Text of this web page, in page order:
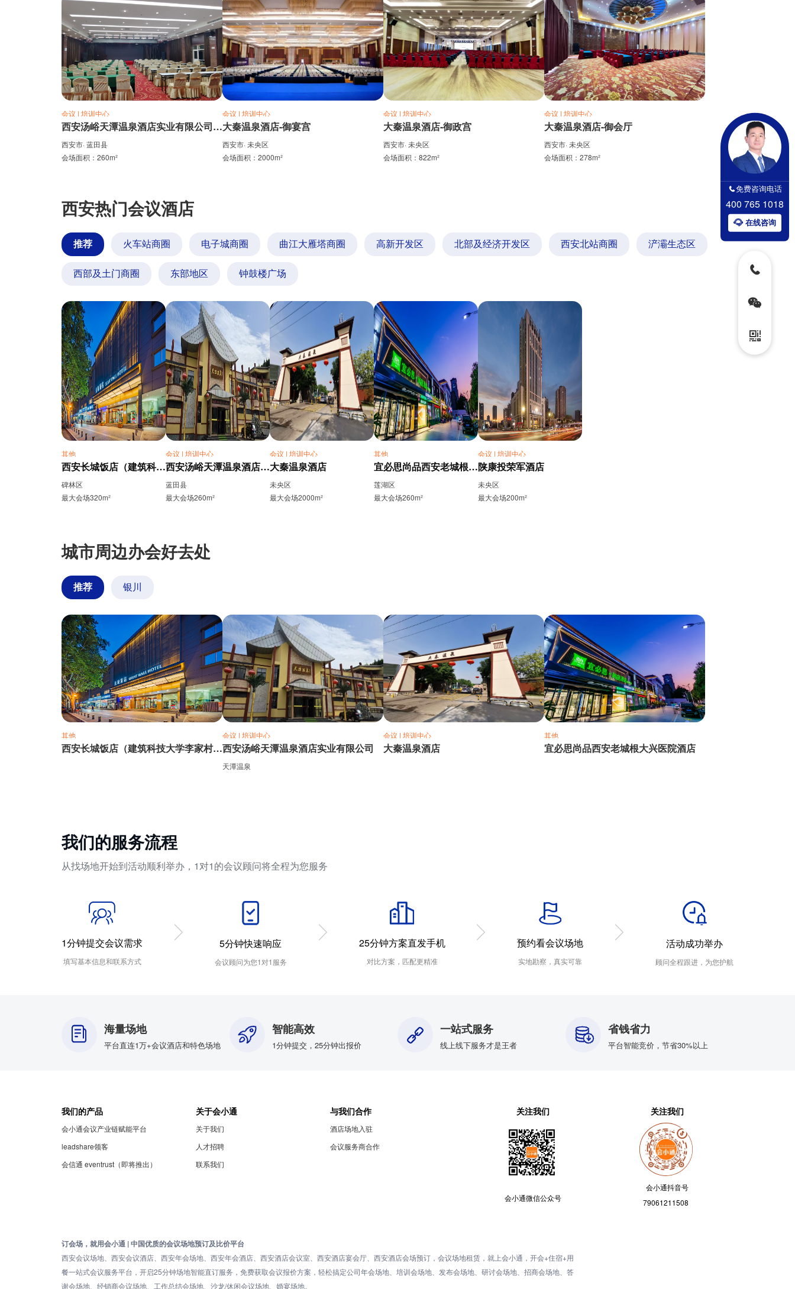
会议 | 培训中心
西安汤峪天潭温泉酒店实业有限公司-多功能厅
西安市· 蓝田县
会场面积：260m²
会议 | 培训中心
大秦温泉酒店-御宴宫
西安市· 未央区
会场面积：2000m²
会议 | 培训中心
大秦温泉酒店-御政宫
西安市· 未央区
会场面积：822m²
会议 | 培训中心
大秦温泉酒店-御会厅
西安市· 未央区
会场面积：278m²
西安热门会议酒店
推荐 火车站商圈 电子城商圈 曲江大雁塔商圈 高新开发区 北部及经济开发区 西安北站商圈 浐灞生态区
西部及土门商圈 东部地区 钟鼓楼广场
其他
西安长城饭店（建筑科技大学李家村地铁站店）
碑林区
最大会场320m²
会议 | 培训中心
西安汤峪天潭温泉酒店实业有限公司
蓝田县
最大会场260m²
会议 | 培训中心
大秦温泉酒店
未央区
最大会场2000m²
其他
宜必思尚品西安老城根大兴医院酒店
莲湖区
最大会场260m²
会议 | 培训中心
陕康投荣军酒店
未央区
最大会场200m²
城市周边办会好去处
推荐 银川
其他
西安长城饭店（建筑科技大学李家村地铁站店）
会议 | 培训中心
西安汤峪天潭温泉酒店实业有限公司
天潭温泉
会议 | 培训中心
大秦温泉酒店
其他
宜必思尚品西安老城根大兴医院酒店
我们的服务流程
从找场地开始到活动顺利举办，1对1的会议顾问将全程为您服务
1分钟提交会议需求
填写基本信息和联系方式
5分钟快速响应
会议顾问为您1对1服务
25分钟方案直发手机
对比方案，匹配更精准
预约看会议场地
实地勘察，真实可靠
活动成功举办
顾问全程跟进，为您护航
海量场地
平台直连1万+会议酒店和特色场地
智能高效
1分钟提交，25分钟出报价
一站式服务
线上线下服务才是王者
省钱省力
平台智能竞价，节省30%以上
我们的产品
会小通会议产业链赋能平台
leadshare领客
会信通 eventrust（即将推出）
关于会小通
关于我们
人才招聘
联系我们
与我们合作
酒店场地入驻
会议服务商合作
关注我们
会小通微信公众号
关注我们
会小通抖音号
79061211508
订会场，就用会小通 | 中国优质的会议场地预订及比价平台
西安会议场地、西安会议酒店、西安年会场地、西安年会酒店、西安酒店会议室、西安酒店宴会厅、西安酒店会场预订，会议场地租赁，就上会小通，开会+住宿+用
餐一站式会议服务平台，开启25分钟场地智能直订服务，免费获取会议报价方案，轻松搞定公司年会场地、培训会场地、发布会场地、研讨会场地、招商会场地、答
谢会场地、经销商会议场地、工作总结会场地、沙龙/休闲会议场地、婚宴场地。
免费咨询电话
400 765 1018
在线咨询